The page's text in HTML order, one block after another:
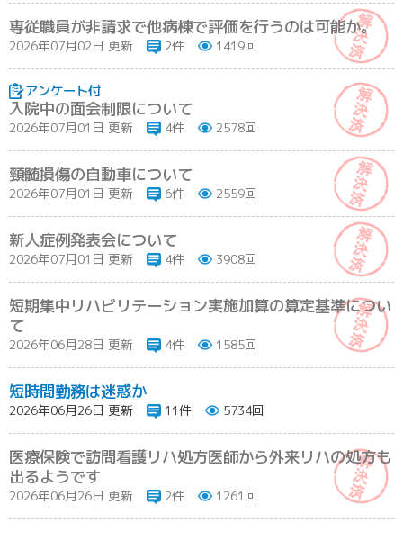
専従職員が非請求で他病棟で評価を行うのは可能か。
2026年07月02日 更新 2件 1419回
入院中の面会制限について
2026年07月01日 更新 4件 2578回
頸髄損傷の自動車について
2026年07月01日 更新 6件 2559回
新人症例発表会について
2026年07月01日 更新 4件 3908回
短期集中リハビリテーション実施加算の算定基準につい
て
2026年06月28日 更新 4件 1585回
短時間勤務は迷惑か
2026年06月26日 更新 11件 5734回
医療保険で訪問看護リハ処方医師から外来リハの処方も
出るようです
2026年06月26日 更新 2件 1261回